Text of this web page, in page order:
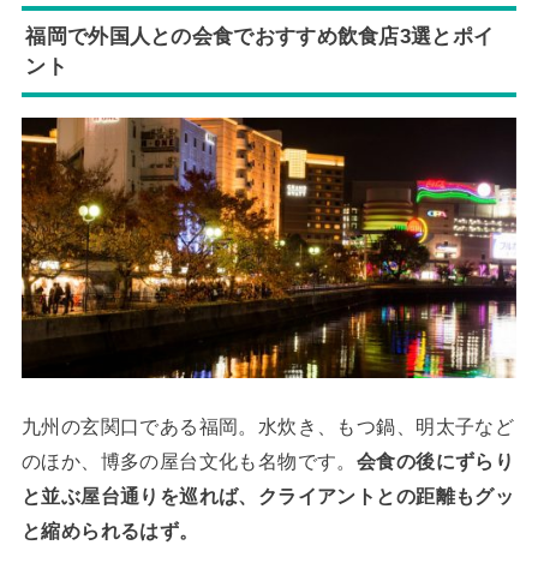
福岡で外国人との会食でおすすめ飲食店3選とポイ
ント
九州の玄関口である福岡。水炊き、もつ鍋、明太子など
のほか、博多の屋台文化も名物です。 会食の後にずらり
と並ぶ屋台通りを巡れば、クライアントとの距離もグッ
と縮められるはず。